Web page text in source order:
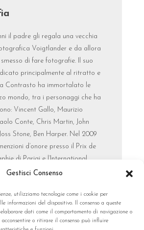
Gestisci Consenso
utilizziamo tecnologie come i cookie per
informazioni del dispositivo. Il consenso a queste
dati come il comportamento di navigazione o
o ritirare il consenso può influire
il padre gli regala una vecchia
Voigtlander e da allora
di fare fotografie. Il suo
principalmente al ritratto e
Contrasto ha immortalato le
mondo, tra i personaggi che ha
Vincent Gallo, Maurizio
Conte, Chris Martin, John
Stone, Ben Harper. Nel 2009
d’onore presso il Prix de
di Parigi e l’International
Award. A dicembre 2010 "The